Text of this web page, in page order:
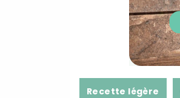
Recette légère